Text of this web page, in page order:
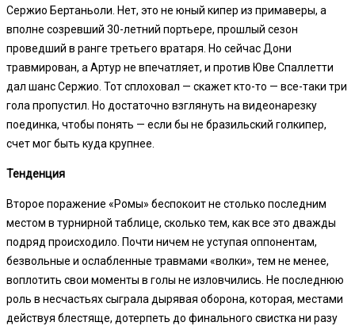
Сержио Бертаньоли. Нет, это не юный кипер из примаверы, а
вполне созревший 30-летний портьере, прошлый сезон
проведший в ранге третьего вратаря. Но сейчас Дони
травмирован, а Артур не впечатляет, и против Юве Спаллетти
дал шанс Сержио. Тот сплоховал — скажет кто-то — все-таки три
гола пропустил. Но достаточно взглянуть на видеонарезку
поединка, чтобы понять — если бы не бразильский голкипер,
счет мог быть куда крупнее.
Тенденция
Второе поражение «Ромы» беспокоит не столько последним
местом в турнирной таблице, сколько тем, как все это дважды
подряд происходило. Почти ничем не уступая оппонентам,
безвольные и ослабленные травмами «волки», тем не менее,
воплотить свои моменты в голы не изловчились. Не последнюю
роль в несчастьях сыграла дырявая оборона, которая, местами
действуя блестяще, дотерпеть до финального свистка ни разу